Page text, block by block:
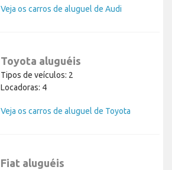
Veja os carros de aluguel de Audi
Toyota aluguéis
Tipos de veículos: 2
Locadoras: 4
Veja os carros de aluguel de Toyota
Fiat aluguéis